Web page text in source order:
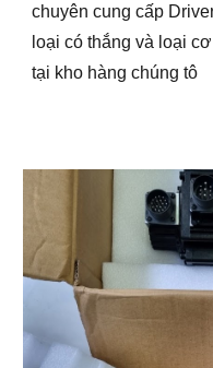
chuyên cung cấp
loại có thắng và loại
tại kho hàng chúng tô